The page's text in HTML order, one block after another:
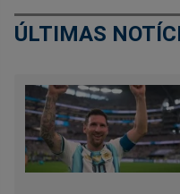
ÚLTIMAS